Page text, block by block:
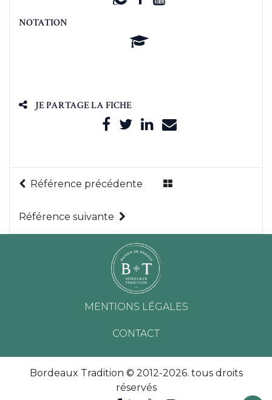
NOTATION
JE PARTAGE LA FICHE
Référence précédente
Référence suivante
MENTIONS LÉGALES
CONTACT
Bordeaux Tradition © 2012-2026. tous droits
réservés